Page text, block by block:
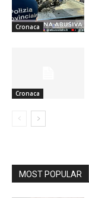
Cronaca
Cronaca
MOST POPULAR